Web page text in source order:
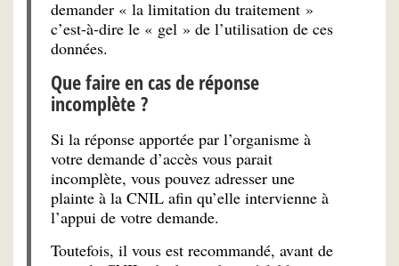
demander « la limitation du traitement »
c’est-à-dire le « gel » de l’utilisation de ces
données.
Que faire en cas de réponse
incomplète ?
Si la réponse apportée par l’organisme à
votre demande d’accès vous parait
incomplète, vous pouvez adresser une
plainte à la CNIL afin qu’elle intervienne à
l’appui de votre demande.
Toutefois, il vous est recommandé, avant de